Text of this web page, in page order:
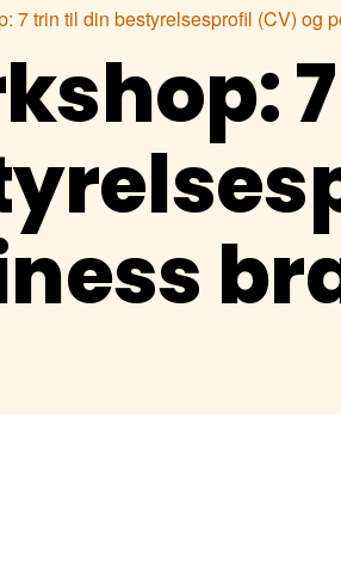
7 trin til din bestyrelsesprofil (CV) og